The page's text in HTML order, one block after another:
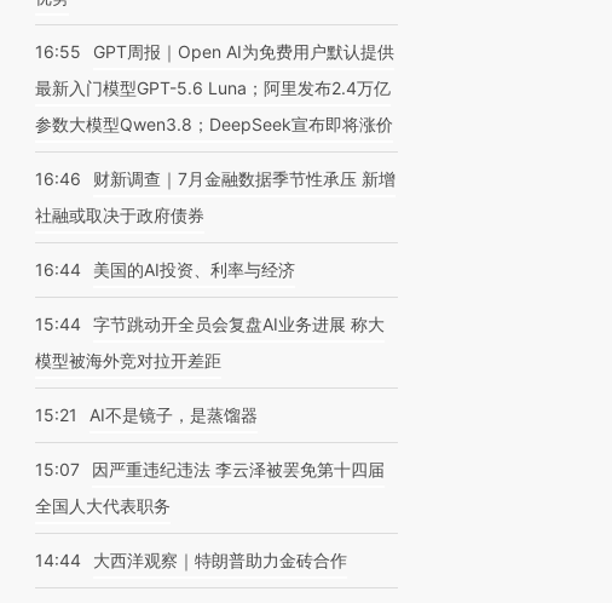
16:55
GPT周报｜Open AI为免费用户默认提供
最新入门模型GPT-5.6 Luna；阿里发布2.4万亿
参数大模型Qwen3.8；DeepSeek宣布即将涨价
16:46
财新调查｜7月金融数据季节性承压 新增
社融或取决于政府债券
16:44 美国的AI投资、利率与经济
15:44 字节跳动开全员会复盘AI业务进展 称大
模型被海外竞对拉开差距
15:21 AI不是镜子，是蒸馏器
15:07
因严重违纪违法 李云泽被罢免第十四届
全国人大代表职务
14:44 大西洋观察｜特朗普助力金砖合作